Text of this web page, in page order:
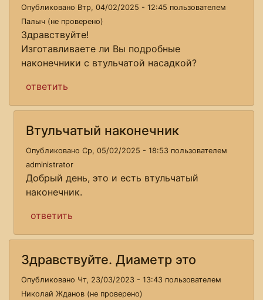
Опубликовано Втр, 04/02/2025 - 12:45 пользователем
Палыч (не проверено)
Здравствуйте!
Изготавливаете ли Вы подробные
наконечники с втульчатой насадкой?
ответить
Втульчатый наконечник
Опубликовано Ср, 05/02/2025 - 18:53 пользователем
administrator
Добрый день, это и есть втульчатый
наконечник.
ответить
Здравствуйте. Диаметр это
Опубликовано Чт, 23/03/2023 - 13:43 пользователем
Николай Жданов (не проверено)